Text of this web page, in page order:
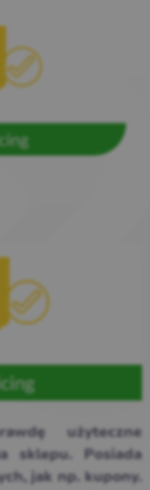
użyteczne
sklepu. Posiada
jak np. kupony.